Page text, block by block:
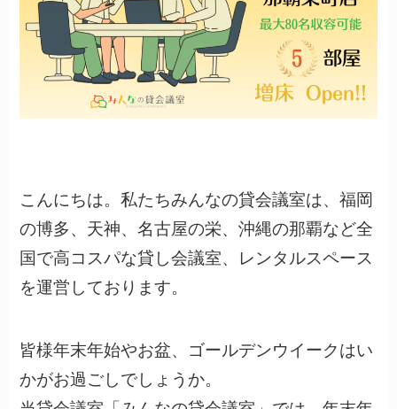
こんにちは。私たちみんなの貸会議室は、福岡
の博多、天神、名古屋の栄、沖縄の那覇など全
国で高コスパな貸し会議室、レンタルスペース
を運営しております。
皆様年末年始やお盆、ゴールデンウイークはい
かがお過ごしでしょうか。